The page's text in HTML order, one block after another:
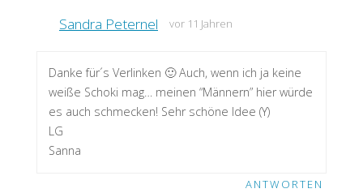
Sandra Peternel vor 11 Jahren
Danke für´s Verlinken 🙂 Auch, wenn ich ja keine
weiße Schoki mag… meinen “Männern” hier würde
es auch schmecken! Sehr schöne Idee (Y)
LG
Sanna
ANTWORTEN